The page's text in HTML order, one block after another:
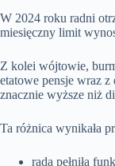
W 2024 roku radni
miesięczny limit
Z kolei wójtowie,
etatowe pensje wraz z
znacznie wyższe niż
Ta różnica wynikała
rada pełniła